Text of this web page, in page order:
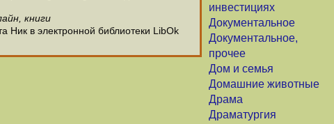
инвестициях
Документальное
Документальное,
прочее
Дом и семья
Домашние животные
Драма
Драматургия
книги
Ник в электронной библиотеки LibOk